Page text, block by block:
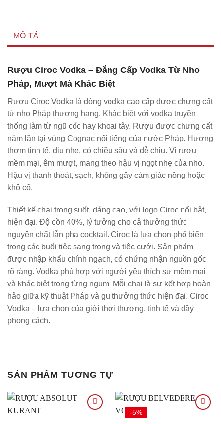
MÔ TẢ
Rượu Ciroc Vodka – Đẳng Cấp Vodka Từ Nho
Pháp, Mượt Mà Khác Biệt
Rượu Ciroc Vodka là dòng vodka cao cấp được chưng cất
từ nho Pháp thượng hạng. Khác biệt với vodka truyền
thống làm từ ngũ cốc hay khoai tây. Rượu được chưng cất
năm lần tại vùng Cognac nổi tiếng của nước Pháp. Hương
thơm tinh tế, dịu nhẹ, có chiều sâu và dễ chịu. Vị rượu
mềm mại, êm mượt, mang theo hậu vị ngọt nhẹ của nho.
Hậu vị thanh thoát, sạch, không gây cảm giác nồng hoặc
khô cổ.
Thiết kế chai trong suốt, dáng cao, với logo Ciroc nổi bật,
hiện đại. Độ cồn 40%, lý tưởng cho cả thưởng thức
nguyên chất lẫn pha cocktail. Ciroc là lựa chọn phổ biến
trong các buổi tiệc sang trọng và tiệc cưới. Sản phẩm
được nhập khẩu chính ngạch, có chứng nhận nguồn gốc
rõ ràng. Vodka phù hợp với người yêu thích sự mềm mại
và khác biệt trong từng ngụm. Mỗi chai là sự kết hợp hoàn
hảo giữa kỹ thuật Pháp và gu thưởng thức hiện đại. Ciroc
Vodka – lựa chọn của giới thời thượng, tinh tế và đầy
phong cách.
SẢN PHẨM TƯƠNG TỰ
-5%